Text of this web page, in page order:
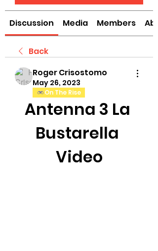
Discussion Media Members
Back
Roger Crisostomo
May 26, 2023
On The Rise
Antenna 3 La
Bustarella
Video